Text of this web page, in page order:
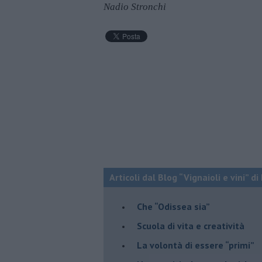
Nadio Stronchi
Articoli dal Blog “Vignaioli e vini” di
​Che “Odissea sia”
Scuola di vita e creatività
​La volontà di essere “primi”